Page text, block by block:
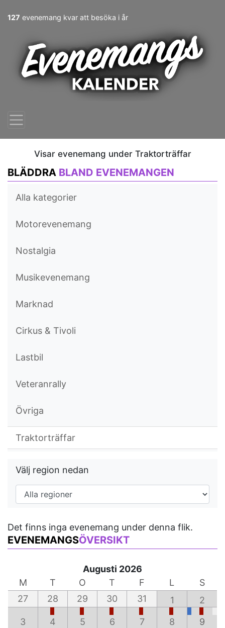
127 evenemang kvar att besöka i år
Visar evenemang under Traktorträffar
BLÄDDRA BLAND EVENEMANGEN
Alla kategorier
Motorevenemang
Nostalgia
Musikevenemang
Marknad
Cirkus & Tivoli
Lastbil
Veteranrally
Övriga
Traktorträffar
Välj region nedan
Det finns inga evenemang under denna flik.
EVENEMANGSÖVERSIKT
Augusti 2026
M
T O T F L
S
27
28 29 30 31 1 2
3 4 5 6 7 8 9